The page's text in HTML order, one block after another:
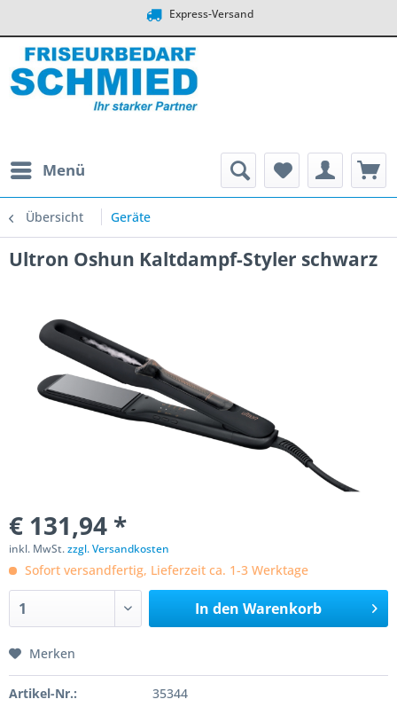
Express-Versand
Menü
Übersicht Geräte
Ultron Oshun Kaltdampf-Styler schwarz
€ 131,94 *
inkl. MwSt.zzgl. Versandkosten
Sofort versandfertig, Lieferzeit ca. 1-3 Werktage
In den Warenkorb
Merken
Artikel-Nr.: 35344